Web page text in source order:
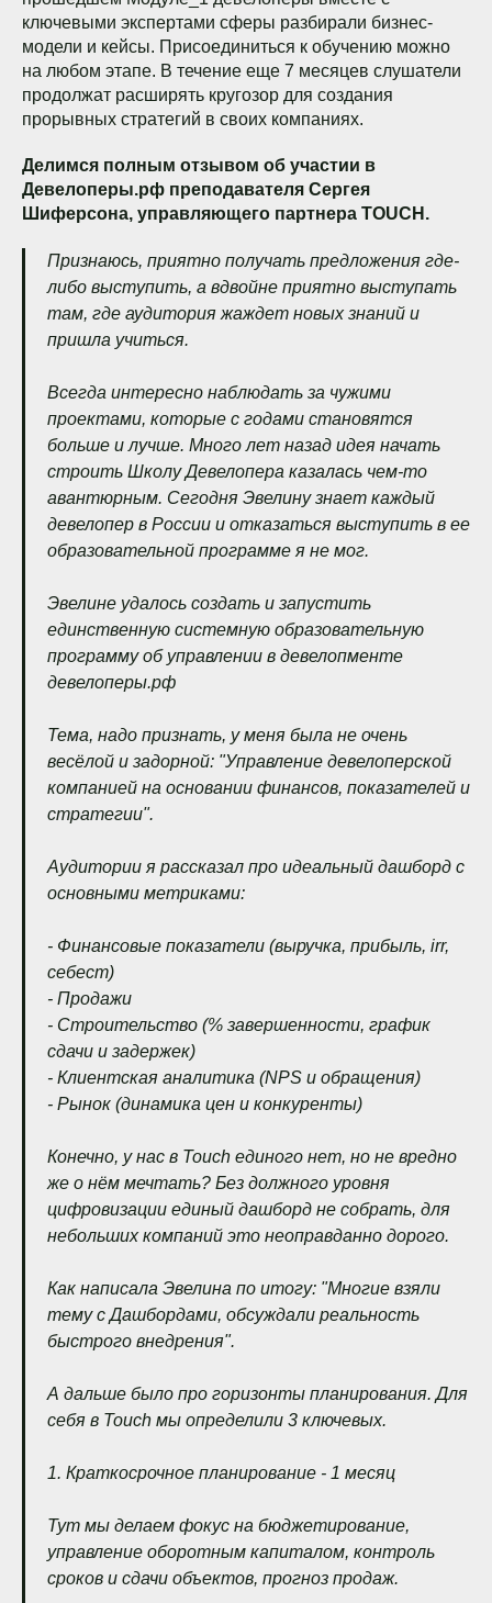
ключевыми экспертами сферы разбирали бизнес-
модели и кейсы. Присоединиться к обучению можно
на любом этапе. В течение еще 7 месяцев слушатели
продолжат расширять кругозор для создания
прорывных стратегий в своих компаниях.
Делимся полным отзывом об участии в
Девелоперы.pф преподавателя Сергея
Шиферсона, управляющего партнера TOUCH.
Признаюсь, приятно получать предложения где-
либо выступить, а вдвойне приятно выступать
там, где аудитория жаждет новых знаний и
пришла учиться.
Всегда интересно наблюдать за чужими
проектами, которые с годами становятся
больше и лучше. Много лет назад идея начать
строить Школу Девелопера казалась чем-то
авантюрным. Сегодня Эвелину знает каждый
девелопер в России и отказаться выступить в ее
образовательной программе я не мог.
Эвелине удалось создать и запустить
единственную системную образовательную
программу об управлении в девелопменте
девелоперы.pф
Тема, надо признать, у меня была не очень
весёлой и задорной: "Управление девелоперской
компанией на основании финансов, показателей и
стратегии".
Аудитории я рассказал про идеальный дашборд с
основными метриками:
- Финансовые показатели (выручка, прибыль, irr,
себест)
- Продажи
- Строительство (% завершенности, график
сдачи и задержек)
- Клиентская аналитика (NPS и обращения)
- Рынок (динамика цен и конкуренты)
Конечно, у нас в Touch единого нет, но не вредно
же о нём мечтать? Без должного уровня
цифровизации единый дашборд не собрать, для
небольших компаний это неоправданно дорого.
Как написала Эвелина по итогу: "Многие взяли
тему с Дашбордами, обсуждали реальность
быстрого внедрения".
А дальше было про горизонты планирования. Для
себя в Touch мы определили 3 ключевых.
1. Краткосрочное планирование - 1 месяц
Тут мы делаем фокус на бюджетирование,
управление оборотным капиталом, контроль
сроков и сдачи объектов, прогноз продаж.